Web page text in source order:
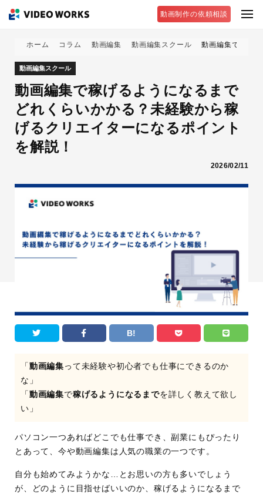
動画制作の依頼相談
ホーム コラム 動画編集 動画編集スクール 動画編集で稼げ
動画編集スクール
動画編集で稼げるようになるまで
どれくらいかかる？未経験から稼
げるクリエイターになるポイント
を解説！
2026/02/11
B!
「 動画編集 って未経験や初心者でも仕事にできるのか
な」
「 動画編集で稼げるようになるまでを詳しく教えて欲し
い」
パソコン一つあればどこでも仕事でき、副業にもぴったり
とあって、今や動画編集は人気の職業の一つです。
自分も始めてみようかな…とお思いの方も多いでしょう
が、どのように目指せばいいのか、稼げるようになるまで